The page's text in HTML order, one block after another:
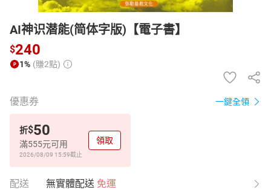
AI神识潜能(简体字版)【電子書】
$240
1% (賺2點)
優惠券 一鍵全領
折$50
滿555元可用
2026/08/09 15:59截止
領取
配送 無實體配送 免運